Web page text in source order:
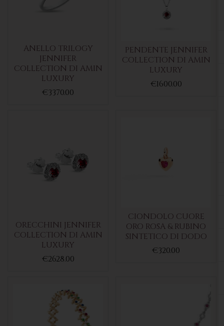
ANELLO TRILOGY
JENNIFER
COLLECTION DI AMIN
LUXURY
€3370.00
PENDENTE JENNIFER
COLLECTION DI AMIN
LUXURY
€1600.00
ORECCHINI JENNIFER
COLLECTION DI AMIN
LUXURY
€2628.00
CIONDOLO CUORE
ORO ROSA & RUBINO
SINTETICO DI DODO
€320.00